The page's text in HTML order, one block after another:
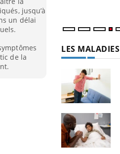
jusqu’à
un délai
de la
LES MALADIES